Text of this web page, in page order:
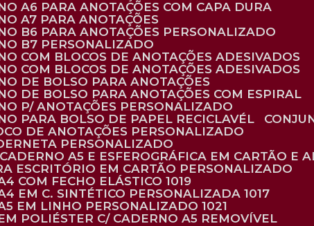
A6 PARA ANOTAÇÕES COM CAPA DURA
A7 PARA ANOTAÇÕES
B6 PARA ANOTAÇÕES PERSONALIZADO
B7 PERSONALIZADO
COM BLOCOS DE ANOTAÇÕES ADESIVADOS
COM BLOCOS DE ANOTAÇÕES ADESIVADOS
DE BOLSO PARA ANOTAÇÕES
DE BOLSO PARA ANOTAÇÕES COM ESPIRAL
P/ ANOTAÇÕES PERSONALIZADO
PARA BOLSO DE PAPEL RECICLAVÉL
DE ANOTAÇÕES PERSONALIZADO
PERSONALIZADO
CADERNO A5 E ESFEROGRÁFICA EM CARTÃO E
ESCRITÓRIO EM CARTÃO PERSONALIZADO
A4 COM FECHO ELÁSTICO 1019
A4 EM C. SINTÉTICO PERSONALIZADA 1017
A5 EM LINHO PERSONALIZADO 1021
EM POLIÉSTER C/ CADERNO A5 REMOVÍVEL